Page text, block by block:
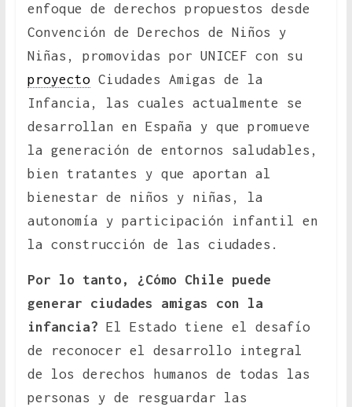
enfoque de derechos propuestos desde
Convención de Derechos de Niños y
Niñas, promovidas por UNICEF con su
proyectoCiudades Amigas de la
Infancia, las cuales actualmente se
desarrollan en España y que promueve
la generación de entornos saludables,
bien tratantes y que aportan al
bienestar de niños y niñas, la
autonomía y participación infantil en
la construcción de las ciudades.
Por lo tanto, ¿Cómo Chile puede
generar ciudades amigas con la
infancia? El Estado tiene el desafío
de reconocer el desarrollo integral
de los derechos humanos de todas las
personas y de resguardar las